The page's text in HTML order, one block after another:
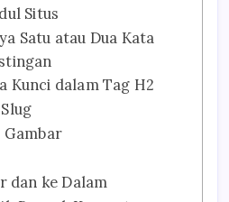
Situs
Satu atau Dua Kata
Kunci dalam Tag H2
Gambar
dan ke Dalam